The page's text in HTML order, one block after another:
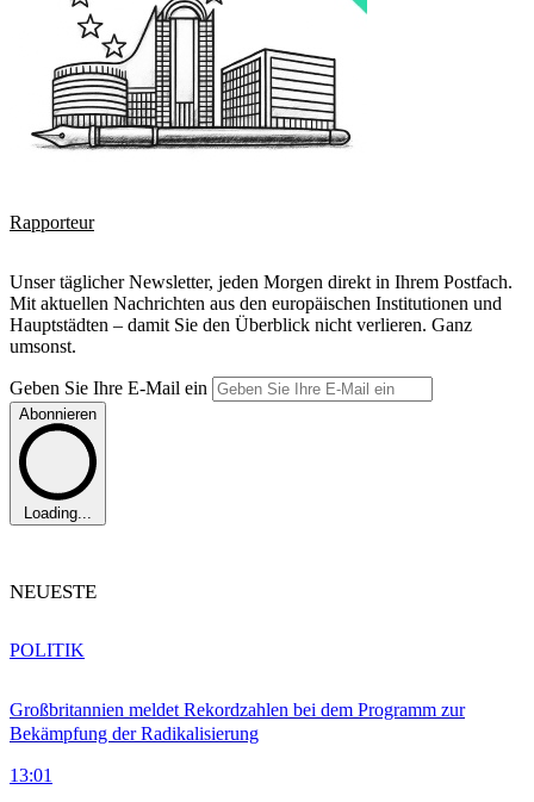
Rapporteur
Unser täglicher Newsletter, jeden Morgen direkt in Ihrem Postfach.
Mit aktuellen Nachrichten aus den europäischen Institutionen und
Hauptstädten – damit Sie den Überblick nicht verlieren. Ganz
umsonst.
Geben Sie Ihre E-Mail ein
Abonnieren
Loading...
NEUESTE
Großbritannien meldet Rekordzahlen bei dem Programm zur
Bekämpfung der Radikalisierung
13:01
POLITIK